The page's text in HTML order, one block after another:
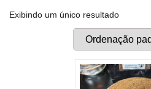
Exibindo um único resultado